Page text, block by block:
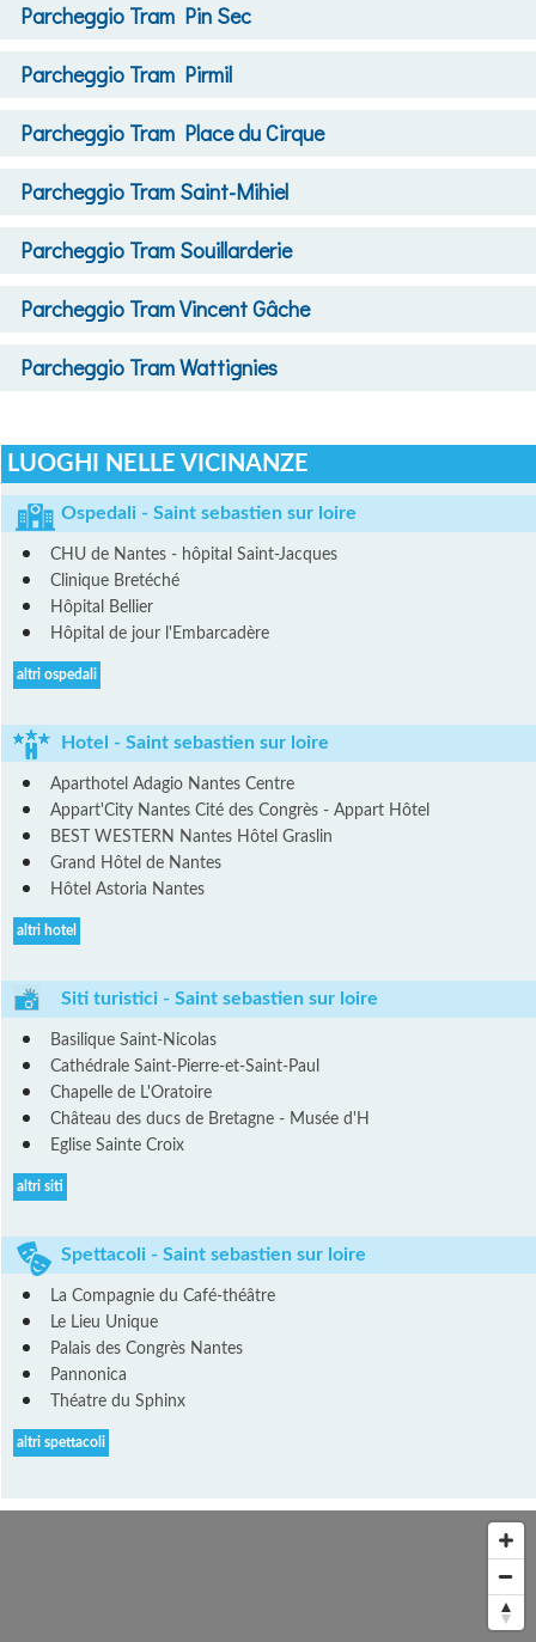
Parcheggio Tram Pin Sec
Parcheggio Tram Pirmil
Parcheggio Tram Place du Cirque
Parcheggio Tram Saint-Mihiel
Parcheggio Tram Souillarderie
Parcheggio Tram Vincent Gâche
Parcheggio Tram Wattignies
LUOGHI NELLE VICINANZE
Ospedali - Saint sebastien sur loire
CHU de Nantes - hôpital Saint-Jacques
Clinique Bretéché
Hôpital Bellier
Hôpital de jour l'Embarcadère
altri ospedali
Hotel - Saint sebastien sur loire
Aparthotel Adagio Nantes Centre
Appart'City Nantes Cité des Congrès - Appart Hôtel
BEST WESTERN Nantes Hôtel Graslin
Grand Hôtel de Nantes
Hôtel Astoria Nantes
altri hotel
Siti turistici - Saint sebastien sur loire
Basilique Saint-Nicolas
Cathédrale Saint-Pierre-et-Saint-Paul
Chapelle de L'Oratoire
Château des ducs de Bretagne - Musée d'H
Eglise Sainte Croix
altri siti
Spettacoli - Saint sebastien sur loire
La Compagnie du Café-théâtre
Le Lieu Unique
Palais des Congrès Nantes
Pannonica
Théatre du Sphinx
altri spettacoli